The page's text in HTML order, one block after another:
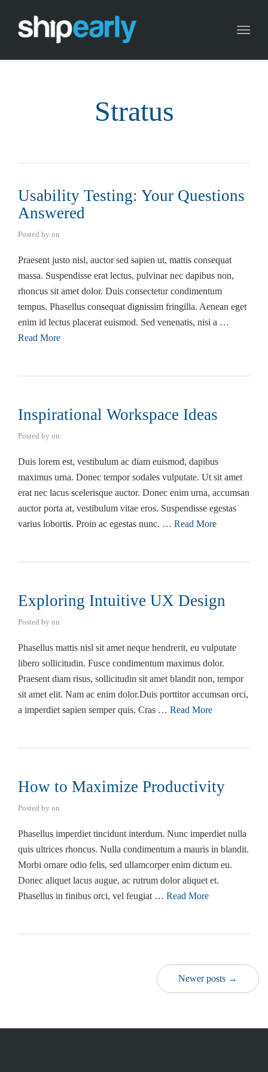
Stratus
Usability Testing: Your Questions
Answered
Posted by on
Praesent justo nisl, auctor sed sapien ut, mattis consequat
massa. Suspendisse erat lectus, pulvinar nec dapibus non,
rhoncus sit amet dolor. Duis consectetur condimentum
tempus. Phasellus consequat dignissim fringilla. Aenean eget
enim id lectus placerat euismod. Sed venenatis, nisi a …
Read More
Inspirational Workspace Ideas
Posted by on
Duis lorem est, vestibulum ac diam euismod, dapibus
maximus urna. Donec tempor sodales vulputate. Ut sit amet
erat nec lacus scelerisque auctor. Donec enim urna, accumsan
auctor porta at, vestibulum vitae eros. Suspendisse egestas
varius lobortis. Proin ac egestas nunc. … Read More
Exploring Intuitive UX Design
Posted by on
Phasellus mattis nisl sit amet neque hendrerit, eu vulputate
libero sollicitudin. Fusce condimentum maximus dolor.
Praesent diam risus, sollicitudin sit amet blandit non, tempor
sit amet elit. Nam ac enim dolor.Duis porttitor accumsan orci,
a imperdiet sapien semper quis. Cras … Read More
How to Maximize Productivity
Posted by on
Phasellus imperdiet tincidunt interdum. Nunc imperdiet nulla
quis ultrices rhoncus. Nulla condimentum a mauris in blandit.
Morbi ornare odio felis, sed ullamcorper enim dictum eu.
Donec aliquet lacus augue, ac rutrum dolor aliquet et.
Phasellus in finibus orci, vel feugiat … Read More
Newer posts →